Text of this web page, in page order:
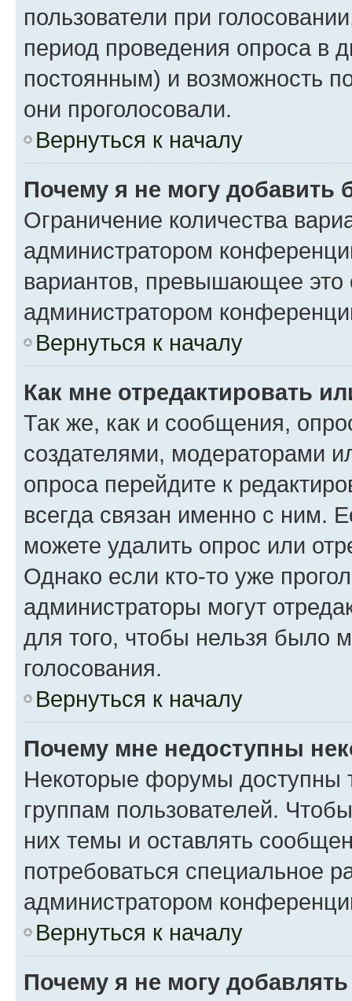
пользователи при
период проведения опроса в
постоянным) и возможность
они проголосовали.
Вернуться к началу
Почему я не могу добавить
Ограничение количества
администратором
вариантов, превышающее это
администратором
Вернуться к началу
Как мне отредактировать
Так же, как и сообщения,
создателями, модераторами
опроса перейдите к
всегда связан именно с ним.
можете удалить опрос или
Однако если кто-то уже
администраторы могут
для того, чтобы нельзя было
голосования.
Вернуться к началу
Почему мне недоступны
Некоторые форумы доступны
группам пользователей.
них темы и оставлять
потребоваться специальное
администратором
Вернуться к началу
Почему я не могу